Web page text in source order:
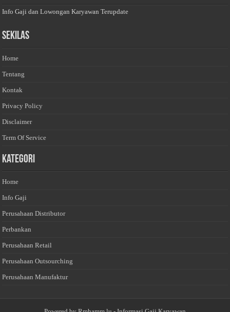
Info Gaji dan Lowongan Karyawan Terupdate
Sekilas
Home
Tentang
Kontak
Privacy Policy
Disclaimer
Term Of Service
Kategori
Home
Info Gaji
Perusahaan Distributor
Perbankan
Perusahaan Retail
Perusahaan Outsourching
Perusahaan Manufaktur